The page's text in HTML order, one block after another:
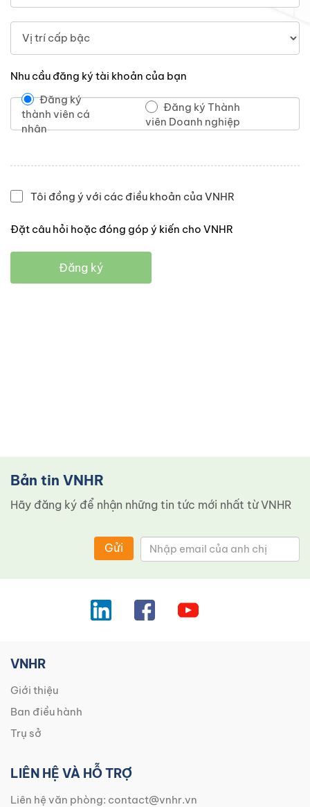
Nhu cầu đăng ký tài khoản của bạn
Đăng ký
thành viên cá
nhân
Đăng ký Thành
viên Doanh nghiệp
Tôi đồng ý với các điều khoản của VNHR
Đặt câu hỏi hoặc đóng góp ý kiến cho VNHR
Đăng ký
Bản tin VNHR
Hãy đăng ký để nhận những tin tức mới nhất từ ​​VNHR
Gửi
VNHR
Giới thiệu
Ban điều hành
Trụ sở
LIÊN HỆ VÀ HỖ TRỢ
Liên hệ văn phòng: contact@vnhr.vn